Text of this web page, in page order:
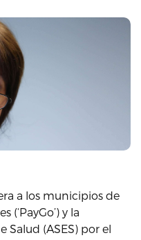
a los municipios de
(‘PayGo’) y la
Salud (ASES) por el